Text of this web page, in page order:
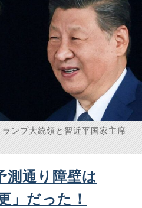
ンプ大統領と習近平国家主席
通り障壁は
」だった！